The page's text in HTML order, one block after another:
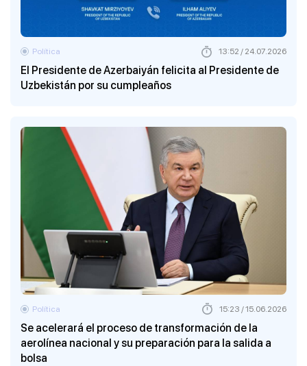
El Presidente de Azerbaiyán felicita al Presidente de
Uzbekistán por su cumpleaños
Política 13:52 / 24.07.2026
Se acelerará el proceso de transformación de la
aerolínea nacional y su preparación para la salida a
bolsa
Política 15:23 / 15.06.2026